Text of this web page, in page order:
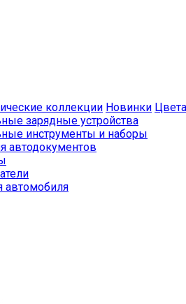
коллекции Новинки Цвета
зарядные устройства
инструменты и наборы
автодокументов
автомобиля